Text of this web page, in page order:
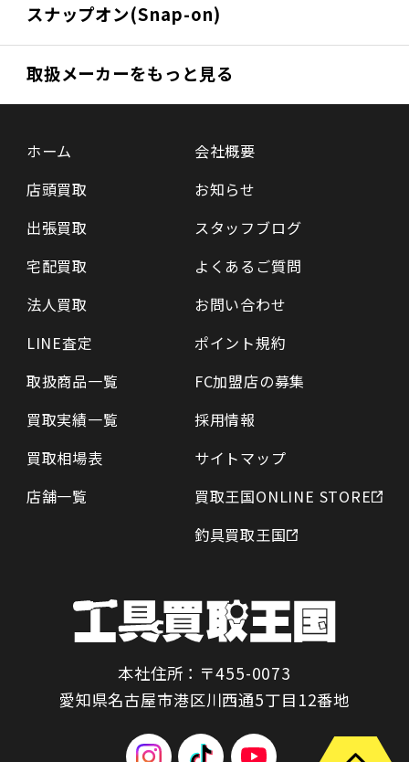
スナップオン(Snap-on)
取扱メーカーをもっと見る
ホーム
店頭買取
出張買取
宅配買取
法人買取
LINE査定
取扱商品一覧
買取実績一覧
買取相場表
店舗一覧
会社概要
お知らせ
スタッフブログ
よくあるご質問
お問い合わせ
ポイント規約
FC加盟店の募集
採用情報
サイトマップ
買取王国ONLINE STORE
釣具買取王国
本社住所：〒455-0073
愛知県名古屋市港区川西通5丁目12番地